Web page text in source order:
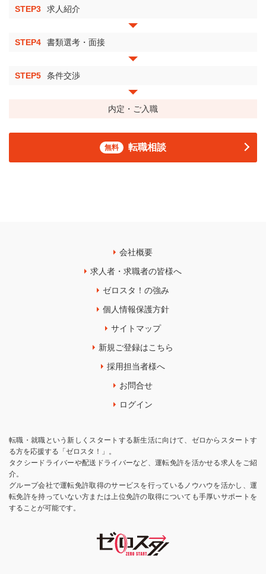
STEP3 求人紹介
STEP4 書類選考・面接
STEP5 条件交渉
内定・ご入職
無料 転職相談
会社概要
求人者・求職者の皆様へ
ゼロスタ！の強み
個人情報保護方針
サイトマップ
新規ご登録はこちら
採用担当者様へ
お問合せ
ログイン
転職・就職という新しくスタートする新生活に向けて、ゼロからスタートす
る方を応援する「ゼロスタ！」。
タクシードライバーや配送ドライバーなど、運転免許を活かせる求人をご紹
介。
グループ会社で運転免許取得のサービスを行っているノウハウを活かし、運
転免許を持っていない方または上位免許の取得についても手厚いサポートを
することが可能です。